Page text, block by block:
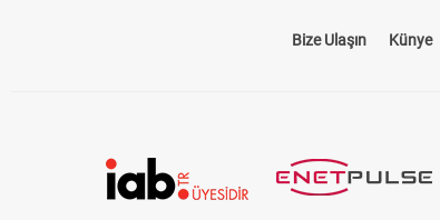
Bize Ulaşın Künye